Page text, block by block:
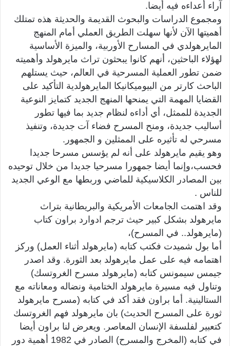
آراء أعداءه فيه أيضا.
ومجموع الدراسات والبحوث القديمة والحديثة هذه تمتلك
أهميتها الآن لأنها سهلت الطريق العملي أمام المنهج
المايرهولدي في المسارح الأوربية، والميزة الأساسية
لهؤلاء الباحثين، أنهم كانوا يبحثون تراث مايرهولد وأهميته
ضمن تطور العملية المسرحية في العالم، حيث يستلهم
الباحث كارتر من البيوميكانيكا المايرهولدية التأكيد على
القضايا المهمة التي يمنحها المنهج الجديد كتمايز النوعية
الجديدة للممثل، أي أداءه لنظام جديد بما فيها تطور
أساليب جديدة، ومنح المسرح فضاء آت جديدة، وتنفيذ
مسرحي له تأثيره على الممثلين و الجمهور.
وهو يقيم مايرهولد على أنه لم يؤسس مسرحا جديدا
فحسب،وإنما أيضا جمهورا مسرحيا جديدا من خلال توحيده
بين المصادر الكلاسيكية للماضي وربطها مع الوعي الجديد
للناس .
وقد اهتمت الجامعات الأمريكية والبريطانية بتراث
مايرهولد بشكل كبير حيث ترجم ادوارد براون كتاب
(مايرهولد.. في المسرح)،
أما بول شميدت فكتب كتابه (مايرهولد أثناء العمل) وركز
اهتمامه فيه على عمل مايرهولد بعد الثورة. وقد اصدر
جيمس سيمونس كتابه (مايرهولد مسرح الغروتسك)
وتناول فيه مسيرة مايرهولد الختامية ونضاله ومعاناته مع
الستالينية. أما براون فقد أكد في كتابه (مسرح مايرهولد
ثورة على المسرح الحديث) بان مايرهولد فهم الغروتسك
كتعبير لفلسفة الإنسان المعاصر. ويعرض لنا براون أيضا
في كتابه (المخرج والمسرح) الصادر في 1982 أهمية دور